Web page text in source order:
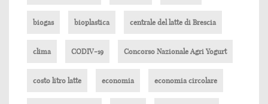
biogas bioplastica centrale del latte di Brescia
clima CODIV-19 Concorso Nazionale Agri Yogurt
costo litro latte economia economia circolare